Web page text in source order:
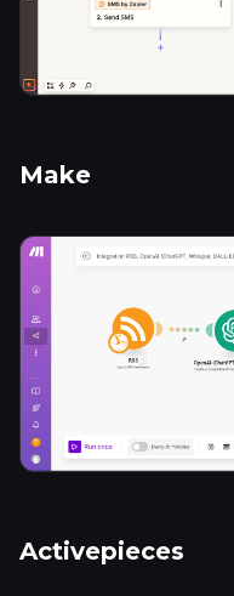
Make
Activepieces